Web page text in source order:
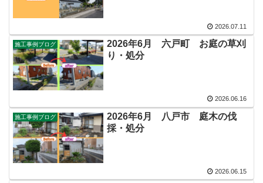
2026.07.11
施工事例ブログ
2026年6月 六戸町 お庭の草刈
り・処分
2026.06.16
施工事例ブログ
2026年6月 八戸市 庭木の伐
採・処分
2026.06.15